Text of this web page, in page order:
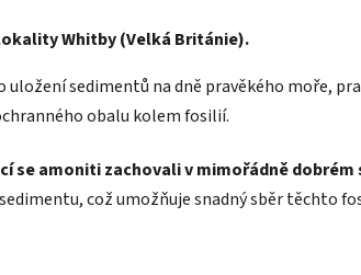
Whitby (Velká Británie).
uložení sedimentů na dně pravěkého moře,
obalu kolem fosilií.
se amoniti zachovali v mimořádně dobrém
což umožňuje snadný sběr těchto